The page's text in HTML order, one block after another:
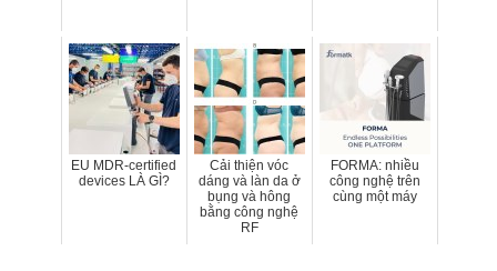
EU MDR-certified
devices LÀ GÌ?
Cải thiện vóc
dáng và làn da ở
bụng và hông
bằng công nghệ
RF
FORMA: nhiều
công nghệ trên
cùng một máy